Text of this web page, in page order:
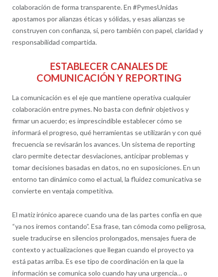
colaboración de forma transparente. En #PymesUnidas
apostamos por alianzas éticas y sólidas, y esas alianzas se
construyen con confianza, sí, pero también con papel, claridad y
responsabilidad compartida.
ESTABLECER CANALES DE
COMUNICACIÓN Y REPORTING
La comunicación es el eje que mantiene operativa cualquier
colaboración entre pymes. No basta con definir objetivos y
firmar un acuerdo; es imprescindible establecer cómo se
informará el progreso, qué herramientas se utilizarán y con qué
frecuencia se revisarán los avances. Un sistema de reporting
claro permite detectar desviaciones, anticipar problemas y
tomar decisiones basadas en datos, no en suposiciones. En un
entorno tan dinámico como el actual, la fluidez comunicativa se
convierte en ventaja competitiva.
El matiz irónico aparece cuando una de las partes confía en que
“ya nos iremos contando”. Esa frase, tan cómoda como peligrosa,
suele traducirse en silencios prolongados, mensajes fuera de
contexto y actualizaciones que llegan cuando el proyecto ya
está patas arriba. Es ese tipo de coordinación en la que la
información se comunica solo cuando hay una urgencia… o